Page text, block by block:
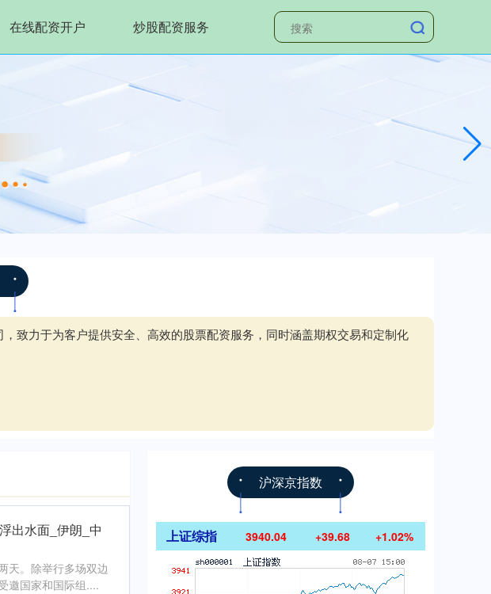
在线配资开户 炒股配资服务
致力于为客户提供安全、高效的股票配资服务，同时涵盖期权交易和定制化
出水面_伊朗_中
天。除举行多场双边
邀国家和国际组....
沪深京指数
上证综指 3940.04 +39.68 +1.02%